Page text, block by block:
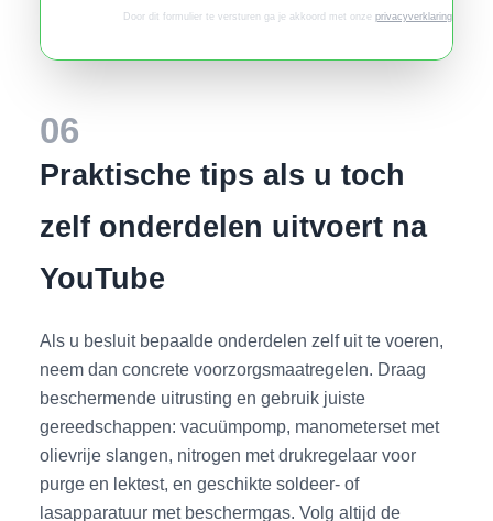
Door dit formulier te versturen ga je akkoord met onze privacyverklaring.
06
Praktische tips als u toch
zelf onderdelen uitvoert na
YouTube
Als u besluit bepaalde onderdelen zelf uit te voeren,
neem dan concrete voorzorgsmaatregelen. Draag
beschermende uitrusting en gebruik juiste
gereedschappen: vacuümpomp, manometerset met
olievrije slangen, nitrogen met drukregelaar voor
purge en lektest, en geschikte soldeer- of
lasapparatuur met beschermgas. Volg altijd de